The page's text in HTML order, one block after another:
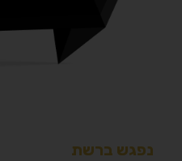
נפגש ברשת